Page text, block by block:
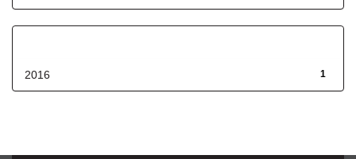
1
2016